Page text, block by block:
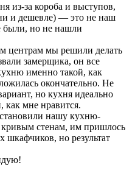
из-за короба и выступов,
и дешевле) — это не наш
были, но не нашли
центрам мы решили делать
замерщика, он все
именно такой, как
окончательно. Не
но кухня идеально
как мне нравится.
нашу кухню-
стенам, им пришлось
шкафчиков, но результат